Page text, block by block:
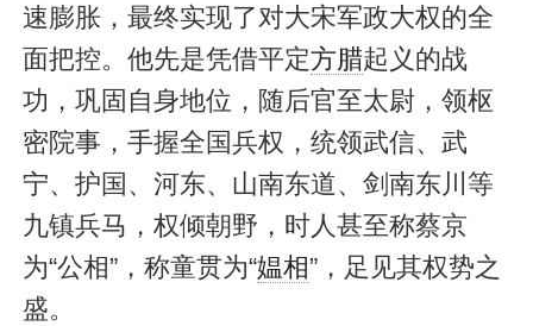
速膨胀，最终实现了对大宋军政大权的全
面把控。他先是凭借平定方腊起义的战
功，巩固自身地位，随后官至太尉，领枢
密院事，手握全国兵权，统领武信、武
宁、护国、河东、山南东道、剑南东川等
九镇兵马，权倾朝野，时人甚至称蔡京
为“公相”，称童贯为“媪相”，足见其权势之
盛。